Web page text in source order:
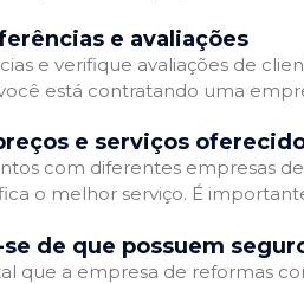
e avaliações
e verifique avaliações de
está contratando uma
e serviços
com diferentes empresas
o melhor serviço. É
de que possuem
que a empresa de reformas